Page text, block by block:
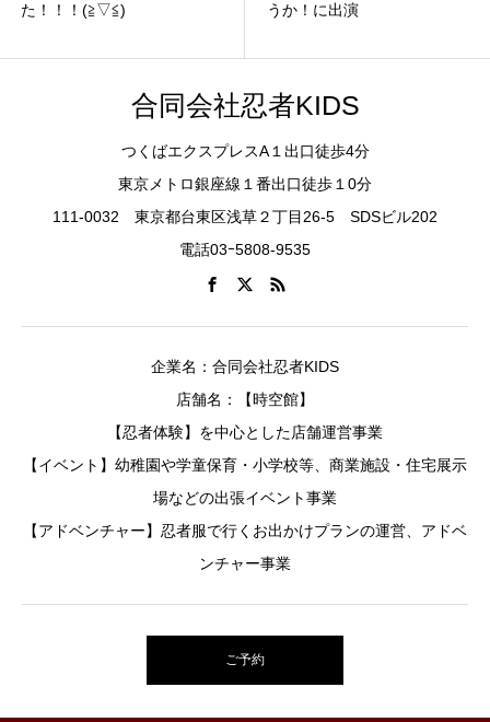
た！！！(≧▽≦)
うか！に出演
合同会社忍者KIDS
つくばエクスプレスA１出口徒歩4分
東京メトロ銀座線１番出口徒歩１0分
111-0032 東京都台東区浅草２丁目26-5 SDSビル202
電話03ｰ5808-9535
企業名：合同会社忍者KIDS
店舗名：【時空館】
【忍者体験】を中心とした店舗運営事業
【イベント】幼稚園や学童保育・小学校等、商業施設・住宅展示
場などの出張イベント事業
【アドベンチャー】忍者服で行くお出かけプランの運営、アドベ
ンチャー事業
ご予約